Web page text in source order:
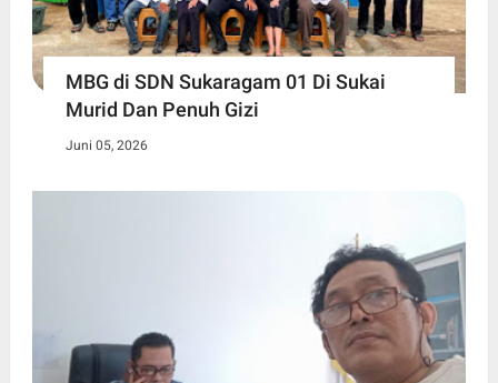
MBG di SDN Sukaragam 01 Di Sukai
Murid Dan Penuh Gizi
Juni 05, 2026